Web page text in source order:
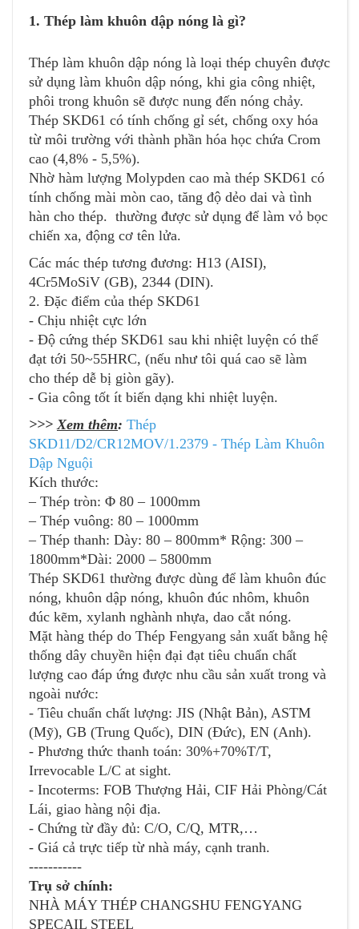
1. Thép làm khuôn dập nóng là gì?
Thép làm khuôn dập nóng là loại thép chuyên được
sử dụng làm khuôn dập nóng, khi gia công nhiệt,
phôi trong khuôn sẽ được nung đến nóng chảy.
Thép SKD61 có tính chống gỉ sét, chống oxy hóa
từ môi trường với thành phần hóa học chứa Crom
cao (4,8% - 5,5%).
Nhờ hàm lượng Molypden cao mà thép SKD61 có
tính chống mài mòn cao, tăng độ dẻo dai và tình
hàn cho thép. thường được sử dụng để làm vỏ bọc
chiến xa, động cơ tên lửa.
Các mác thép tương đương: H13 (AISI),
4Cr5MoSiV (GB), 2344 (DIN).
2. Đặc điểm của thép SKD61
- Chịu nhiệt cực lớn
- Độ cứng thép SKD61 sau khi nhiệt luyện có thể
đạt tới 50~55HRC, (nếu như tôi quá cao sẽ làm
cho thép dễ bị giòn gãy).
- Gia công tốt ít biến dạng khi nhiệt luyện.
>>> Xem thêm: Thép
SKD11/D2/CR12MOV/1.2379 - Thép Làm Khuôn
Dập Nguội
Kích thước:
– Thép tròn: Φ 80 – 1000mm
– Thép vuông: 80 – 1000mm
– Thép thanh: Dày: 80 – 800mm* Rộng: 300 –
1800mm*Dài: 2000 – 5800mm
Thép SKD61 thường được dùng để làm khuôn đúc
nóng, khuôn dập nóng, khuôn đúc nhôm, khuôn
đúc kẽm, xylanh nghành nhựa, dao cắt nóng.
Mặt hàng thép do Thép Fengyang sản xuất bằng hệ
thống dây chuyền hiện đại đạt tiêu chuẩn chất
lượng cao đáp ứng được nhu cầu sản xuất trong và
ngoài nước:
- Tiêu chuẩn chất lượng: JIS (Nhật Bản), ASTM
(Mỹ), GB (Trung Quốc), DIN (Đức), EN (Anh).
- Phương thức thanh toán: 30%+70%T/T,
Irrevocable L/C at sight.
- Incoterms: FOB Thượng Hải, CIF Hải Phòng/Cát
Lái, giao hàng nội địa.
- Chứng từ đầy đủ: C/O, C/Q, MTR,…
- Giá cả trực tiếp từ nhà máy, cạnh tranh.
-----------
Trụ sở chính:
NHÀ MÁY THÉP CHANGSHU FENGYANG
SPECAIL STEEL